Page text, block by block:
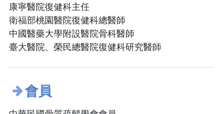
康寧醫院復健科主任
衛福部桃園醫院復健科總醫師
中國醫藥大學附設醫院骨科醫師
臺大醫院、榮民總醫院復健科研究醫師
會員